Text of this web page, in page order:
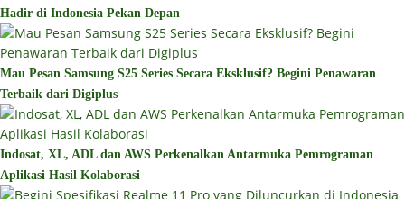
Hadir di Indonesia Pekan Depan
Mau Pesan Samsung S25 Series Secara Eksklusif? Begini Penawaran
Terbaik dari Digiplus
Indosat, XL, ADL dan AWS Perkenalkan Antarmuka Pemrograman
Aplikasi Hasil Kolaborasi